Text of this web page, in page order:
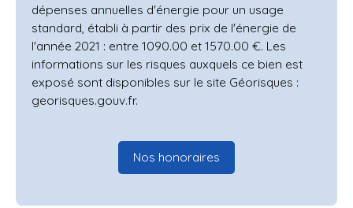
dépenses annuelles d'énergie pour un usage
standard, établi à partir des prix de l'énergie de
l'année 2021 : entre 1090.00 et 1570.00 €. Les
informations sur les risques auxquels ce bien est
exposé sont disponibles sur le site Géorisques :
georisques.gouv.fr.
Nos honoraires